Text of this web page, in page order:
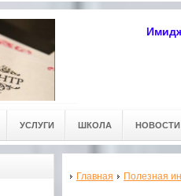
УСЛУГИ ШКОЛА НОВОСТИ
Главная Полезная